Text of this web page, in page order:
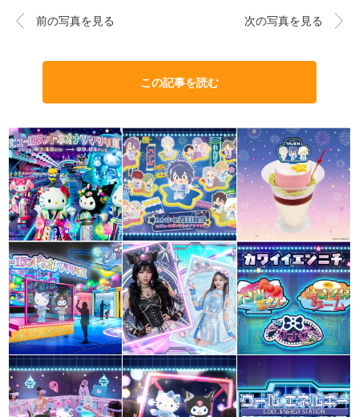
前の写真を見る 次の写真を見る
この記事を読む